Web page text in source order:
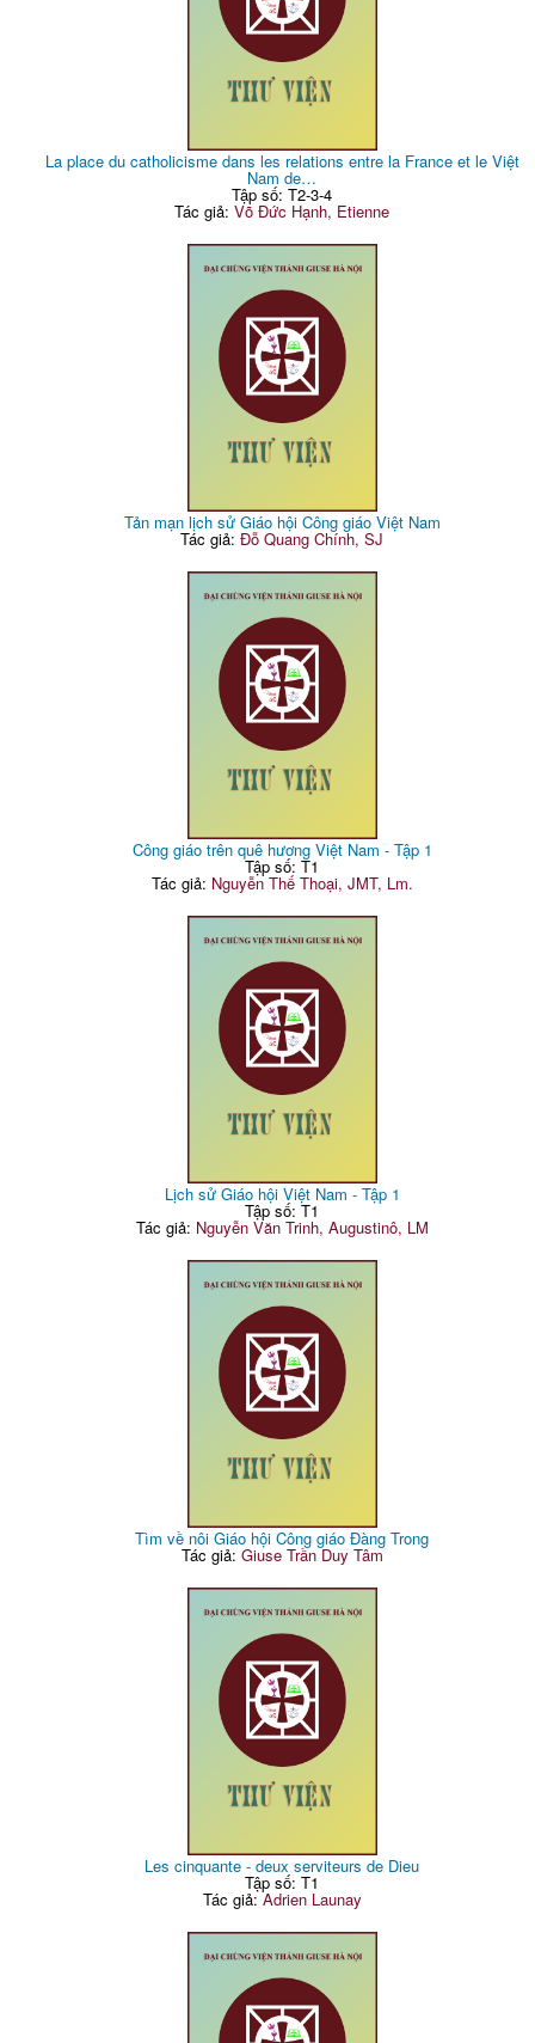
La place du catholicisme dans les relations entre la France et le Việt
Nam de…
Tập số: T2-3-4
Tác giả:Võ Đức Hạnh, Etienne
Tản mạn lịch sử Giáo hội Công giáo Việt Nam
Tác giả:Đỗ Quang Chính, SJ
Công giáo trên quê hương Việt Nam - Tập 1
Tập số: T1
Tác giả: Nguyễn Thế Thoại, JMT, Lm.
Lịch sử Giáo hội Việt Nam - Tập 1
Tập số: T1
Tác giả: Nguyễn Văn Trinh, Augustinô, LM
Tìm về nôi Giáo hội Công giáo Đàng Trong
Tác giả: Giuse Trần Duy Tâm
Les cinquante - deux serviteurs de Dieu
Tập số: T1
Tác giả:Adrien Launay